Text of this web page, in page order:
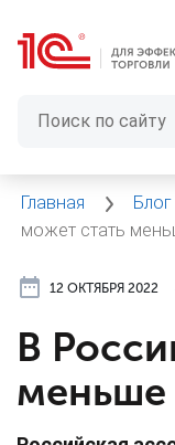
Главная Блог
может стать
12 ОКТЯБРЯ 2022
В
меньше